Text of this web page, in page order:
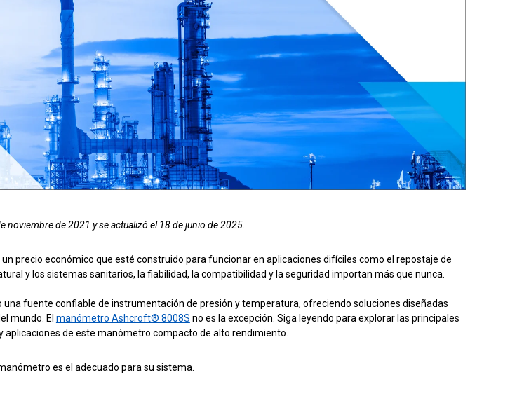
Configurar el número de pieza del producto Solicitar presupuesto
noviembre de 2021 y se actualizó el 18 de junio de 2025.
precio económico que esté construido para funcionar en aplicaciones difíciles como el repostaje de
y los sistemas sanitarios, la fiabilidad, la compatibilidad y la seguridad importan más que nunca.
una fuente confiable de instrumentación de presión y temperatura, ofreciendo soluciones diseñadas
mundo. El manómetro Ashcroft® 8008S no es la excepción. Siga leyendo para explorar las principales
de este manómetro compacto de alto rendimiento.
es el adecuado para su sistema.